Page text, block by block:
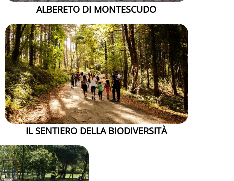
ALBERETO DI MONTESCUDO
IL SENTIERO DELLA BIODIVERSITÀ